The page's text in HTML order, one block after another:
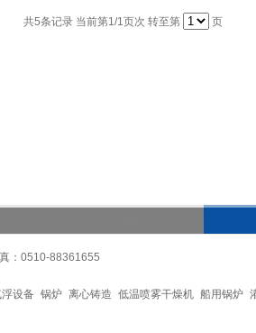
共5条记录 当前第1/1页次 转至第 页
：0510-88361655
设备 锅炉 离心铸造 低温喷雾干燥机 船用锅炉